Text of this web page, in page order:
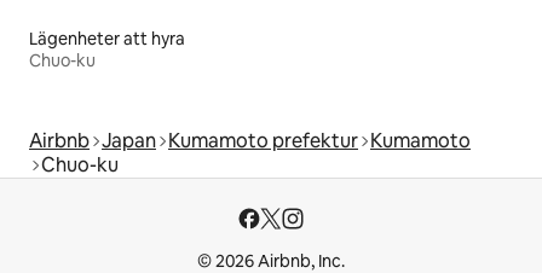
Lägenheter att hyra
Chuo-ku
Airbnb Japan Kumamoto prefektur Kumamoto
Chuo-ku
© 2026 Airbnb, Inc.